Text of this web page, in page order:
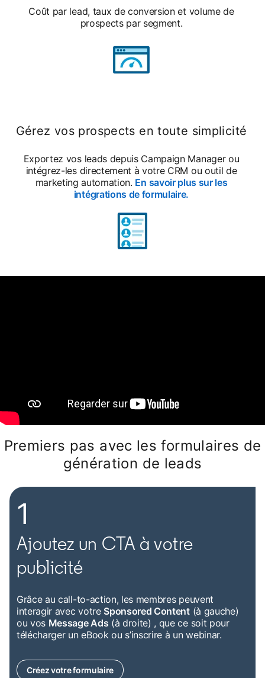
Coût par lead, taux de conversion et volume de
prospects par segment.
Gérez vos prospects en toute simplicité
Exportez vos leads depuis Campaign Manager ou
intégrez-les directement à votre CRM ou outil de
marketing automation. En savoir plus sur les
intégrations de formulaire.
Premiers pas avec les formulaires de
génération de leads
1
Ajoutez un CTA à votre
publicité
Grâce au call-to-action, les membres peuvent
interagir avec votre Sponsored Content(à gauche)
ou vos Message Ads (à droite) , que ce soit pour
télécharger un eBook ou s’inscrire à un webinar.
Créez votre formulaire
opens in a new tab